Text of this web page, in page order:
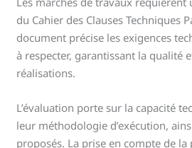
du Cahier des Clauses Techniques
document précise les exigences
à respecter, garantissant la qualité
réalisations.
L’évaluation porte sur la capacité
leur méthodologie d’exécution,
proposés. La prise en compte de